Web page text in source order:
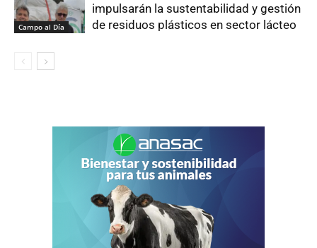
Campo al Día
impulsarán la sustentabilidad y gestión
de residuos plásticos en sector lácteo